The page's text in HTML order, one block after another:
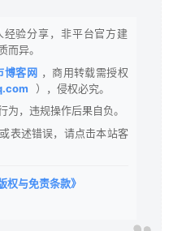
验分享，非平台官方建
而异。
博客网 ，商用转载需授权
），侵权必究。
为，违规操作后果自负。
表述错误，请点击本站客
权与免责条款》